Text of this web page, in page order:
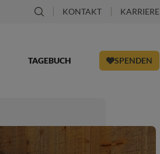
KONTAKT KARRIERE
TAGEBUCH SPENDEN